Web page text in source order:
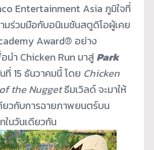
Entertainment Asia ภูมิใจที่
มร่วมมือกับอนิเมชันสตูดิโอผู้เคย
Award® อย่าง
นำ Chicken Run มาสู่ Park
ที่ 15 ธันวาคมนี้ โดย Chicken
the Nuggetธีมเวิลด์ จะมาให้
ยวกับการฉายภาพยนตร์บน
นวันเดียวกัน